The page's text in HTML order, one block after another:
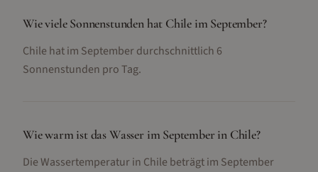
Wie viele Sonnenstunden hat Chile im September?
Chile hat im September durchschnittlich 6
Sonnenstunden pro Tag.
Wie warm ist das Wasser im September in Chile?
Die Wassertemperatur in Chile beträgt im September